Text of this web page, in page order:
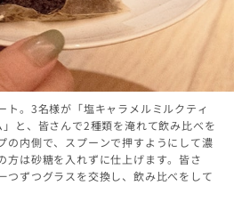
ト。3名様が「塩キャラメルミルクティ
と、皆さんで2種類を淹れて飲み比べを
の内側で、スプーンで押すようにして濃
方は砂糖を入れずに仕上げます。皆さ
つずつグラスを交換し、飲み比べをして